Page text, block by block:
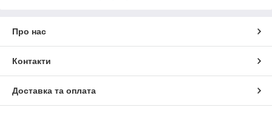
Про нас
Контакти
Доставка та оплата